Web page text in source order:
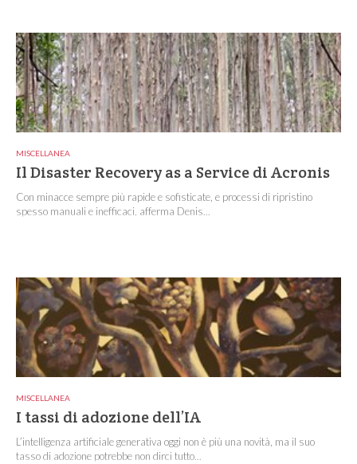
MISCELLANEA
Il Disaster Recovery as a Service di Acronis
Con minacce sempre più rapide e sofisticate, e processi di ripristino
spesso manuali e inefficaci, afferma Denis...
MISCELLANEA
I tassi di adozione dell’IA
L’intelligenza artificiale generativa oggi non è più una novità, ma il suo
tasso di adozione potrebbe non dirci tutto...